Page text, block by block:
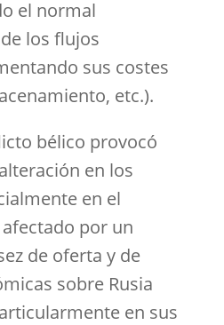
el normal
los flujos
sus costes
etc.).
bélico provocó
en los
en el
por un
de oferta y de
sobre Rusia
en sus